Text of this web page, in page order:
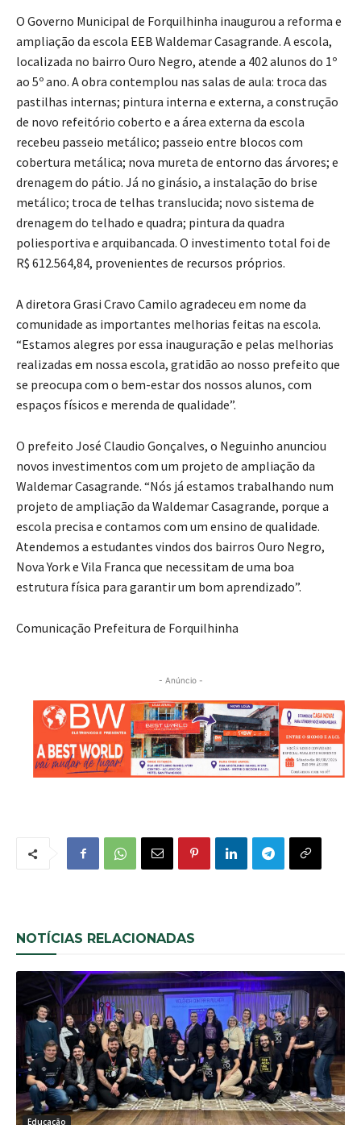
O Governo Municipal de Forquilhinha inaugurou a reforma e
ampliação da escola EEB Waldemar Casagrande. A escola,
localizada no bairro Ouro Negro, atende a 402 alunos do 1º
ao 5º ano. A obra contemplou nas salas de aula: troca das
pastilhas internas; pintura interna e externa, a construção
de novo refeitório coberto e a área externa da escola
recebeu passeio metálico; passeio entre blocos com
cobertura metálica; nova mureta de entorno das árvores; e
drenagem do pátio. Já no ginásio, a instalação do brise
metálico; troca de telhas translucida; novo sistema de
drenagem do telhado e quadra; pintura da quadra
poliesportiva e arquibancada. O investimento total foi de
R$ 612.564,84, provenientes de recursos próprios.
A diretora Grasi Cravo Camilo agradeceu em nome da
comunidade as importantes melhorias feitas na escola.
“Estamos alegres por essa inauguração e pelas melhorias
realizadas em nossa escola, gratidão ao nosso prefeito que
se preocupa com o bem-estar dos nossos alunos, com
espaços físicos e merenda de qualidade”.
O prefeito José Claudio Gonçalves, o Neguinho anunciou
novos investimentos com um projeto de ampliação da
Waldemar Casagrande. “Nós já estamos trabalhando num
projeto de ampliação da Waldemar Casagrande, porque a
escola precisa e contamos com um ensino de qualidade.
Atendemos a estudantes vindos dos bairros Ouro Negro,
Nova York e Vila Franca que necessitam de uma boa
estrutura física para garantir um bom aprendizado”.
Comunicação Prefeitura de Forquilhinha
- Anúncio -
NOTÍCIAS RELACIONADAS